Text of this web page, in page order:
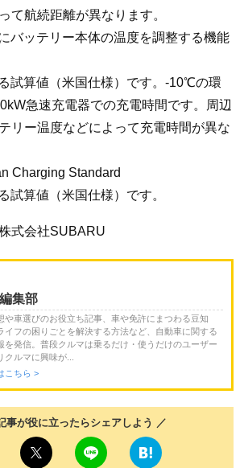
て航続距離が異なります。
バッテリー本体の温度を調整する機能
試算値（米国仕様）です。-10℃の環
急速充電器での充電時間です。周辺
リー温度などによって充電時間が異な
Charging Standard
試算値（米国仕様）です。
式会社SUBARU
集部
や車選びのお役立ち記事、車や免許にまつわる豆知
イフの困りごとを解決する方法など、自動車に関する
を発信。普段クルマは乗るだけ・使うだけのユーザー
クルマに興味が...
こちら >
事が役に立ったらシェアしよう ／